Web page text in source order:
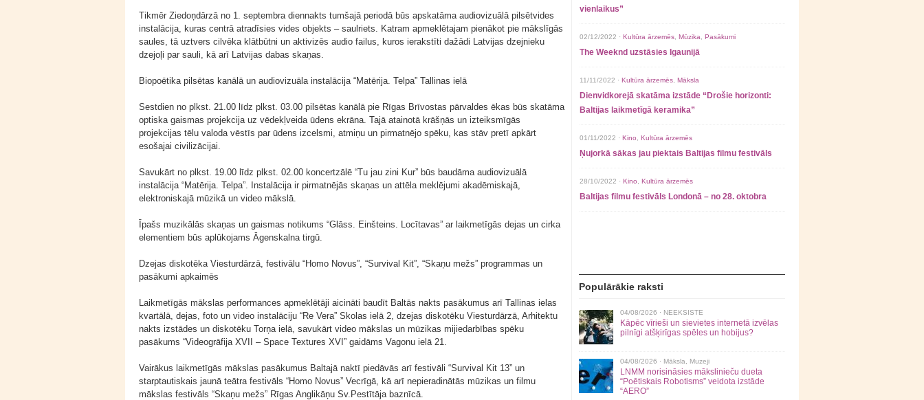
Tikmēr Ziedoņdārzā no 1. septembra diennakts tumšajā periodā būs apskatāma audiovizuālā pilsētvides
instalācija, kuras centrā atradīsies vides objekts – saulriets. Katram apmeklētajam pienākot pie mākslīgās
saules, tā uztvers cilvēka klātbūtni un aktivizēs audio failus, kuros ierakstīti dažādi Latvijas dzejnieku
dzejoļi par sauli, kā arī Latvijas dabas skaņas.
Biopoētika pilsētas kanālā un audiovizuāla instalācija “Matērija. Telpa” Tallinas ielā
Sestdien no plkst. 21.00 līdz plkst. 03.00 pilsētas kanālā pie Rīgas Brīvostas pārvaldes ēkas būs skatāma
optiska gaismas projekcija uz vēdekļveida ūdens ekrāna. Tajā atainotā krāšņās un izteiksmīgās
projekcijas tēlu valoda vēstīs par ūdens izcelsmi, atmiņu un pirmatnējo spēku, kas stāv pretī apkārt
esošajai civilizācijai.
Savukārt no plkst. 19.00 līdz plkst. 02.00 koncertzālē “Tu jau zini Kur” būs baudāma audiovizuālā
instalācija “Matērija. Telpa”. Instalācija ir pirmatnējās skaņas un attēla meklējumi akadēmiskajā,
elektroniskajā mūzikā un video mākslā.
Īpašs muzikālās skaņas un gaismas notikums “Glāss. Einšteins. Locītavas” ar laikmetīgās dejas un cirka
elementiem būs aplūkojams Āgenskalna tirgū.
Dzejas diskotēka Viesturdārzā, festivālu “Homo Novus”, “Survival Kit”, “Skaņu mežs” programmas un
pasākumi apkaimēs
Laikmetīgās mākslas performances apmeklētāji aicināti baudīt Baltās nakts pasākumus arī Tallinas ielas
kvartālā, dejas, foto un video instalāciju “Re Vera” Skolas ielā 2, dzejas diskotēku Viesturdārzā, Arhitektu
nakts izstādes un diskotēku Torņa ielā, savukārt video mākslas un mūzikas mijiedarbības spēku
pasākums “Videogrāfija XVII – Space Textures XVI” gaidāms Vagonu ielā 21.
Vairākus laikmetīgās mākslas pasākumus Baltajā naktī piedāvās arī festivāli “Survival Kit 13” un
starptautiskais jaunā teātra festivāls “Homo Novus” Vecrīgā, kā arī nepieradinātās mūzikas un filmu
mākslas festivāls “Skaņu mežs” Rīgas Anglikāņu Sv.Pestītāja baznīcā.
vienlaikus”
02/12/2022 · Kultūra ārzemēs Mūzika Pasākumi
The Weeknd uzstāsies Igaunijā
11/11/2022 · Kultūra ārzemēs Māksla
Dienvidkorejā skatāma izstāde “Drošie horizonti:
Baltijas laikmetīgā keramika”
01/11/2022 · Kino Kultūra ārzemēs
Ņujorkā sākas jau piektais Baltijas filmu festivāls
28/10/2022 · Kino Kultūra ārzemēs
Baltijas filmu festivāls Londonā – no 28. oktobra
Populārākie raksti
04/08/2026 · NEEKSISTE
Kāpēc vīrieši un sievietes internetā izvēlas
pilnīgi atšķirīgas spēles un hobijus?
04/08/2026 · Māksla Muzeji
LNMM norisināsies mākslinieču dueta
“Poētiskais Robotisms” veidota izstāde
“AERO”